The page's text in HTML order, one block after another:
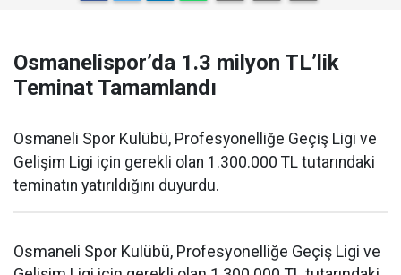
Osmanelispor’da 1.3 milyon TL’lik
Teminat Tamamlandı
Osmaneli Spor Kulübü, Profesyonelliğe Geçiş Ligi ve
Gelişim Ligi için gerekli olan 1.300.000 TL tutarındaki
teminatın yatırıldığını duyurdu.
Osmaneli Spor Kulübü, Profesyonelliğe Geçiş Ligi ve